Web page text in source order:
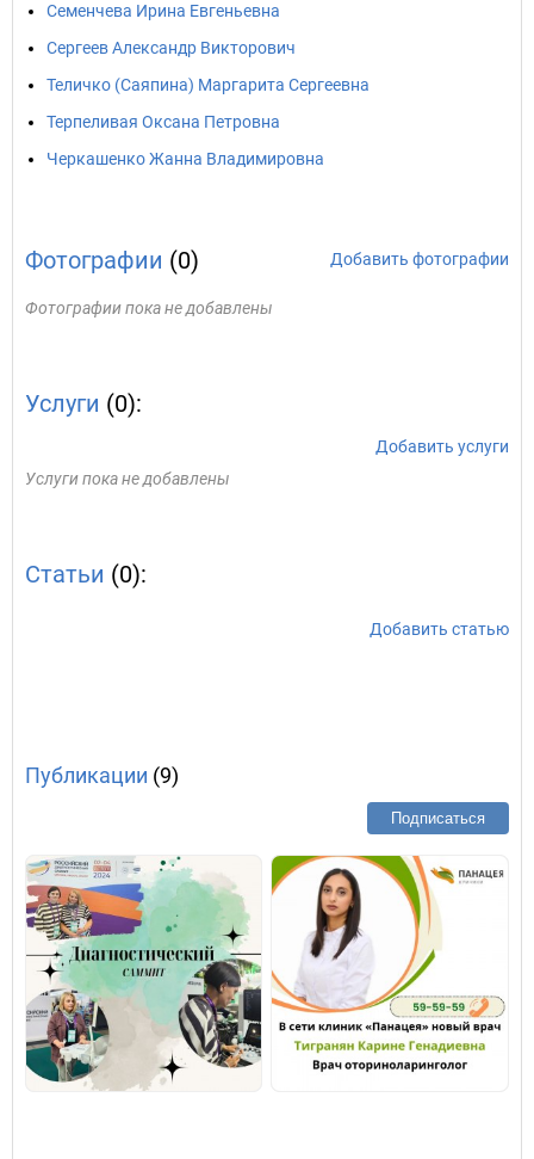
Семенчева Ирина Евгеньевна
Сергеев Александр Викторович
Теличко (Саяпина) Маргарита Сергеевна
Терпеливая Оксана Петровна
Черкашенко Жанна Владимировна
Фотографии (0) Добавить фотографии
Фотографии пока не добавлены
Услуги (0):
Добавить услуги
Услуги пока не добавлены
Статьи (0):
Добавить статью
Публикации (9)
Подписаться